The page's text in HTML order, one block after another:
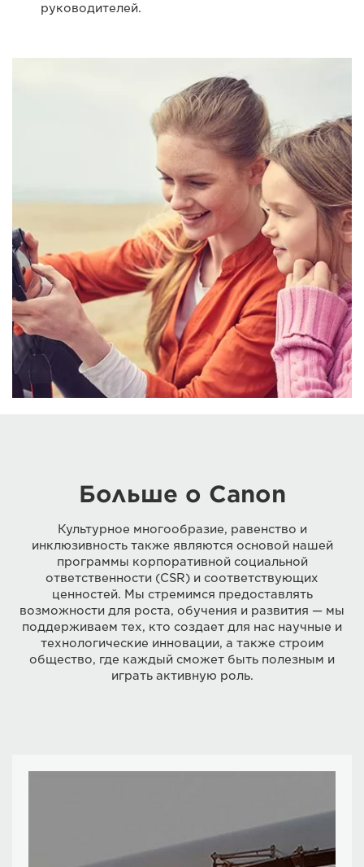
руководителей.
Больше о Canon
Культурное многообразие, равенство и
инклюзивность также являются основой нашей
программы корпоративной социальной
ответственности (CSR) и соответствующих
ценностей. Мы стремимся предоставлять
возможности для роста, обучения и развития — мы
поддерживаем тех, кто создает для нас научные и
технологические инновации, а также строим
общество, где каждый сможет быть полезным и
играть активную роль.